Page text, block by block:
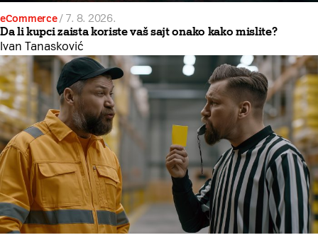
eCommerce/ 7. 8. 2026.
Da li kupci zaista koriste vaš sajt onako kako mislite?
Ivan Tanasković